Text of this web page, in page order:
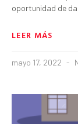
oportunidad de
LEER MÁS
mayo 17, 2022